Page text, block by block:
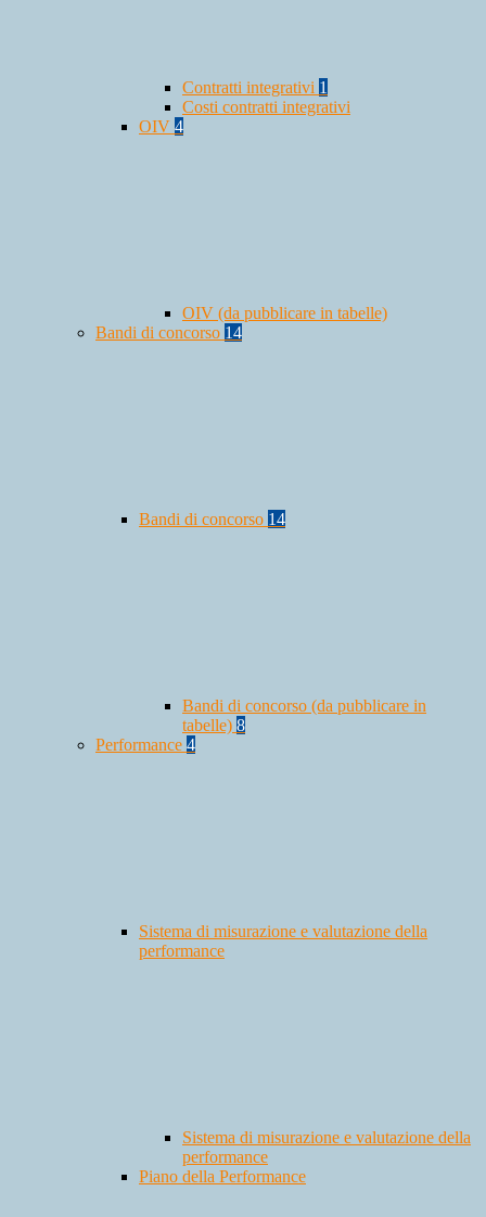
Contratti integrativi 1
Costi contratti integrativi
OIV 4
OIV (da pubblicare in tabelle)
Bandi di concorso 14
Bandi di concorso 14
Bandi di concorso (da pubblicare in
tabelle) 8
Performance 4
Sistema di misurazione e valutazione della
performance
Sistema di misurazione e valutazione della
performance
Piano della Performance